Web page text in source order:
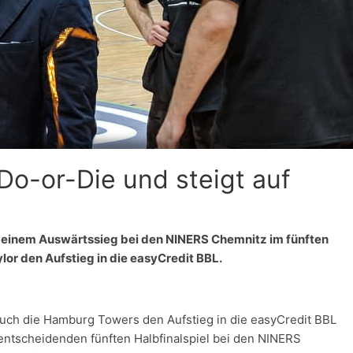
or-Die und steigt auf
Auswärtssieg bei den NINERS Chemnitz im fünften
den Aufstieg in die easyCredit BBL.
die Hamburg Towers den Aufstieg in die easyCredit BBL
fünften Halbfinalspiel bei den NINERS